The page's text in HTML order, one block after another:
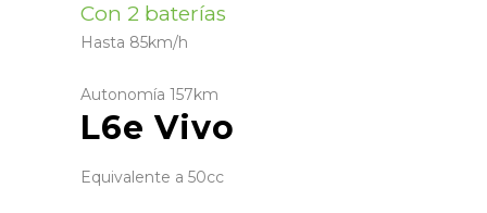
Con 2 baterías
Hasta 85km/h
Autonomía 157km
L6e Vivo
Equivalente a 50cc